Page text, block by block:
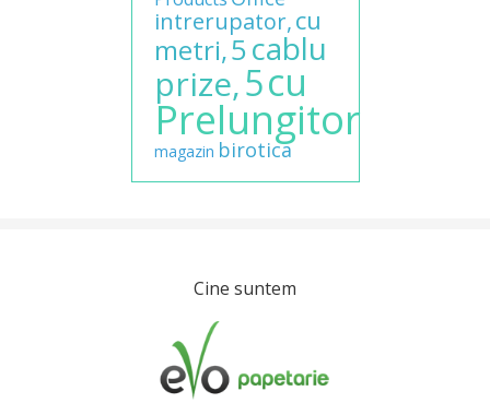
intrerupator,cu
metri,5cablu
prize,5cu
Prelungitor
magazin birotica
Cine suntem